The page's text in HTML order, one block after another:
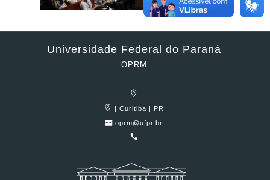
Universidade Federal do Paraná
OPRM
| Curitiba | PR
oprm@ufpr.br